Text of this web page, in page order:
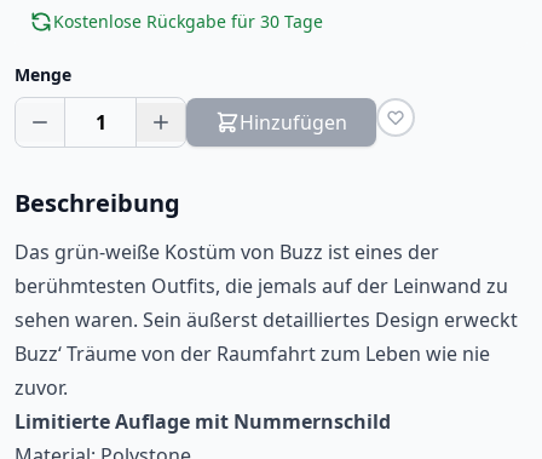
Kostenlose Rückgabe für 30 Tage
Menge
1 Hinzufügen
Beschreibung
Das grün-weiße Kostüm von Buzz ist eines der
berühmtesten Outfits, die jemals auf der Leinwand zu
sehen waren. Sein äußerst detailliertes Design erweckt
Buzz‘ Träume von der Raumfahrt zum Leben wie nie
zuvor.
Limitierte Auflage mit Nummernschild